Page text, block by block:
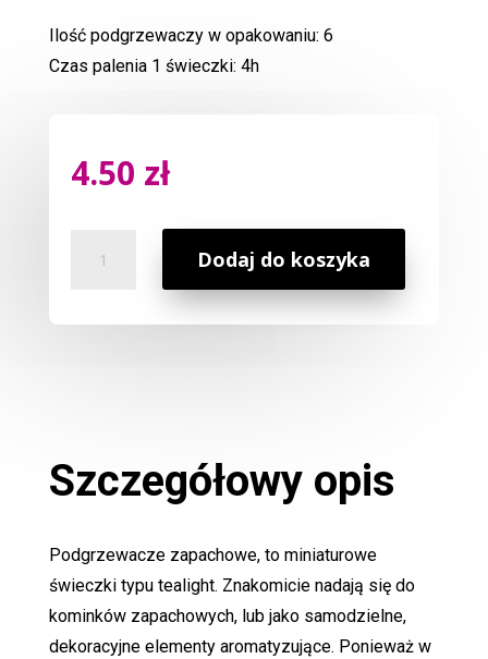
Ilość podgrzewaczy w opakowaniu: 6
Czas palenia 1 świeczki: 4h
4.50 zł
Podgrzewacz
Dodaj do koszyka
Szczegółowy opis
Podgrzewacze zapachowe, to miniaturowe
świeczki typu tealight. Znakomicie nadają się do
kominków zapachowych, lub jako samodzielne,
dekoracyjne elementy aromatyzujące. Ponieważ w